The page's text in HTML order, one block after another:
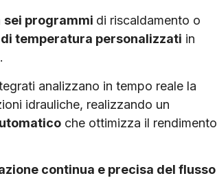
sei programmi di riscaldamento o
temperatura personalizzati in
analizzano in tempo reale la
idrauliche, realizzando un
che ottimizza il rendimento
continua e precisa del flusso